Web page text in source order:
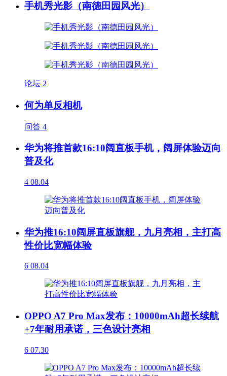
手机秀光影（南德田园风光）
论坛 2
何为单反相机
问答 4
华为将推首款16:10阔直板手机，阔屏体验迈向
普及化
4 08.04
华为推16:10阔屏直板旗舰，九月亮相，主打高
性价比宽幅体验
6 08.04
OPPO A7 Pro Max发布：10000mAh超长续航
+7年耐用承诺，三色设计亮相
6 07.30